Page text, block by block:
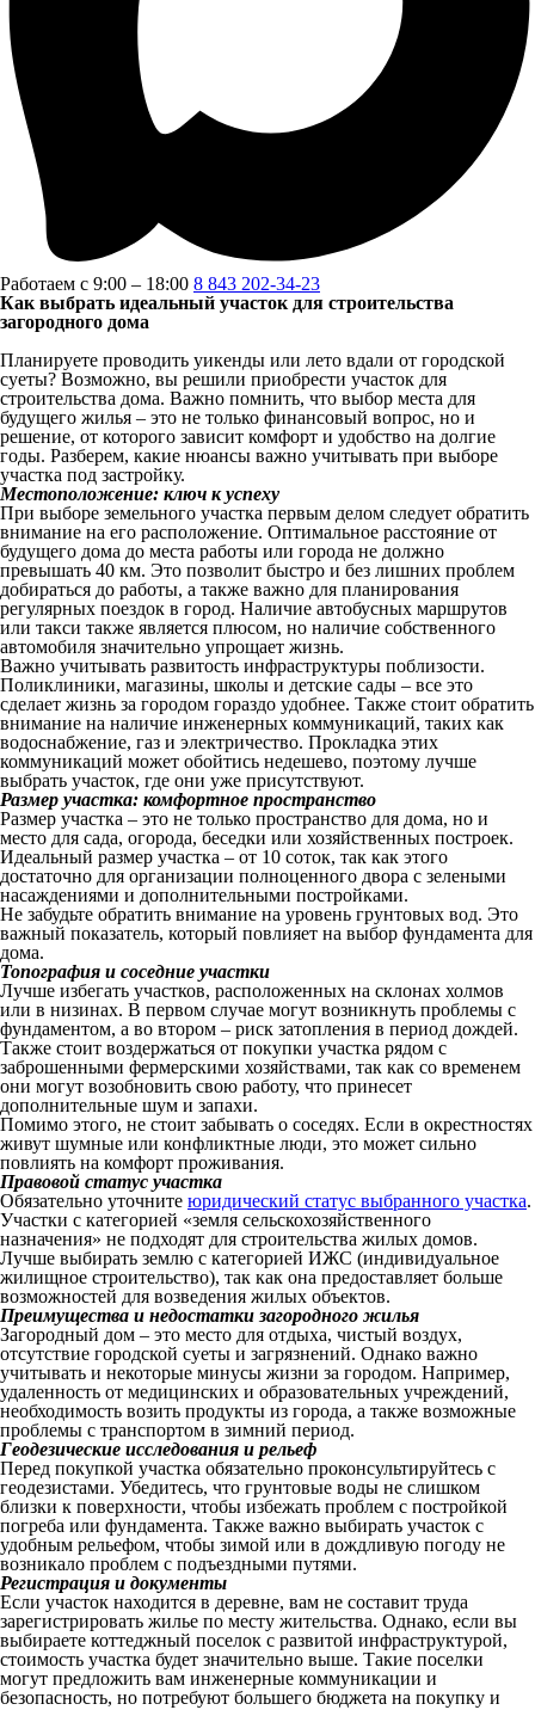
Работаем с 9:00 – 18:00 8 843 202-34-23
Как выбрать идеальный участок для строительства
загородного дома
Планируете проводить уикенды или лето вдали от городской
суеты? Возможно, вы решили приобрести участок для
строительства дома. Важно помнить, что выбор места для
будущего жилья – это не только финансовый вопрос, но и
решение, от которого зависит комфорт и удобство на долгие
годы. Разберем, какие нюансы важно учитывать при выборе
участка под застройку.
Местоположение: ключ к успеху
При выборе земельного участка первым делом следует обратить
внимание на его расположение. Оптимальное расстояние от
будущего дома до места работы или города не должно
превышать 40 км. Это позволит быстро и без лишних проблем
добираться до работы, а также важно для планирования
регулярных поездок в город. Наличие автобусных маршрутов
или такси также является плюсом, но наличие собственного
автомобиля значительно упрощает жизнь.
Важно учитывать развитость инфраструктуры поблизости.
Поликлиники, магазины, школы и детские сады – все это
сделает жизнь за городом гораздо удобнее. Также стоит обратить
внимание на наличие инженерных коммуникаций, таких как
водоснабжение, газ и электричество. Прокладка этих
коммуникаций может обойтись недешево, поэтому лучше
выбрать участок, где они уже присутствуют.
Размер участка: комфортное пространство
Размер участка – это не только пространство для дома, но и
место для сада, огорода, беседки или хозяйственных построек.
Идеальный размер участка – от 10 соток, так как этого
достаточно для организации полноценного двора с зелеными
насаждениями и дополнительными постройками.
Не забудьте обратить внимание на уровень грунтовых вод. Это
важный показатель, который повлияет на выбор фундамента для
дома.
Топография и соседние участки
Лучше избегать участков, расположенных на склонах холмов
или в низинах. В первом случае могут возникнуть проблемы с
фундаментом, а во втором – риск затопления в период дождей.
Также стоит воздержаться от покупки участка рядом с
заброшенными фермерскими хозяйствами, так как со временем
они могут возобновить свою работу, что принесет
дополнительные шум и запахи.
Помимо этого, не стоит забывать о соседях. Если в окрестностях
живут шумные или конфликтные люди, это может сильно
повлиять на комфорт проживания.
Правовой статус участка
Обязательно уточните юридический статус выбранного участка.
Участки с категорией «земля сельскохозяйственного
назначения» не подходят для строительства жилых домов.
Лучше выбирать землю с категорией ИЖС (индивидуальное
жилищное строительство), так как она предоставляет больше
возможностей для возведения жилых объектов.
Преимущества и недостатки загородного жилья
Загородный дом – это место для отдыха, чистый воздух,
отсутствие городской суеты и загрязнений. Однако важно
учитывать и некоторые минусы жизни за городом. Например,
удаленность от медицинских и образовательных учреждений,
необходимость возить продукты из города, а также возможные
проблемы с транспортом в зимний период.
Геодезические исследования и рельеф
Перед покупкой участка обязательно проконсультируйтесь с
геодезистами. Убедитесь, что грунтовые воды не слишком
близки к поверхности, чтобы избежать проблем с постройкой
погреба или фундамента. Также важно выбирать участок с
удобным рельефом, чтобы зимой или в дождливую погоду не
возникало проблем с подъездными путями.
Регистрация и документы
Если участок находится в деревне, вам не составит труда
зарегистрировать жилье по месту жительства. Однако, если вы
выбираете коттеджный поселок с развитой инфраструктурой,
стоимость участка будет значительно выше. Такие поселки
могут предложить вам инженерные коммуникации и
безопасность, но потребуют большего бюджета на покупку и